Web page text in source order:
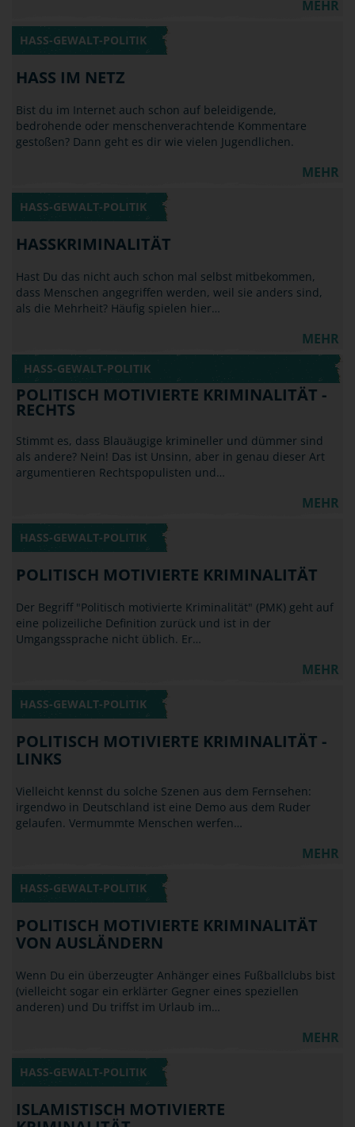
MEHR
HASS-GEWALT-POLITIK
HASS IM NETZ
Bist du im Internet auch schon auf beleidigende,
bedrohende oder menschenverachtende Kommentare
gestoßen? Dann geht es dir wie vielen Jugendlichen.
MEHR
HASS-GEWALT-POLITIK
HASSKRIMINALITÄT
Hast Du das nicht auch schon mal selbst mitbekommen,
dass Menschen angegriffen werden, weil sie anders sind,
als die Mehrheit? Häufig spielen hier…
MEHR
HASS-GEWALT-POLITIK
POLITISCH MOTIVIERTE KRIMINALITÄT -
RECHTS
Stimmt es, dass Blauäugige krimineller und dümmer sind
als andere? Nein! Das ist Unsinn, aber in genau dieser Art
argumentieren Rechtspopulisten und…
MEHR
HASS-GEWALT-POLITIK
POLITISCH MOTIVIERTE KRIMINALITÄT
Der Begriff "Politisch motivierte Kriminalität" (PMK) geht auf
eine polizeiliche Definition zurück und ist in der
Umgangssprache nicht üblich. Er…
MEHR
HASS-GEWALT-POLITIK
POLITISCH MOTIVIERTE KRIMINALITÄT -
LINKS
Vielleicht kennst du solche Szenen aus dem Fernsehen:
irgendwo in Deutschland ist eine Demo aus dem Ruder
gelaufen. Vermummte Menschen werfen…
MEHR
HASS-GEWALT-POLITIK
POLITISCH MOTIVIERTE KRIMINALITÄT
VON AUSLÄNDERN
Wenn Du ein überzeugter Anhänger eines Fußballclubs bist
(vielleicht sogar ein erklärter Gegner eines speziellen
anderen) und Du triffst im Urlaub im…
MEHR
HASS-GEWALT-POLITIK
ISLAMISTISCH MOTIVIERTE